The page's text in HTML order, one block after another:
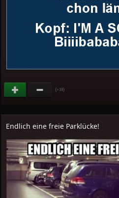
(+19)
Endlich eine freie Parklücke!